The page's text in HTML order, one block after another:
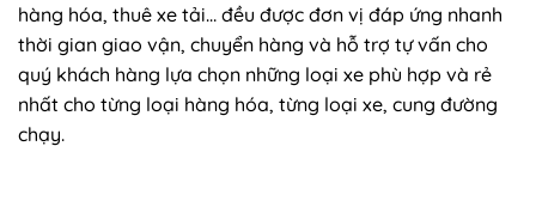
hàng hóa, thuê xe tải… đều được đơn vị đáp ứng nhanh
thời gian giao vận, chuyển hàng và hỗ trợ tự vấn cho
quý khách hàng lựa chọn những loại xe phù hợp và rẻ
nhất cho từng loại hàng hóa, từng loại xe, cung đường
chạy.